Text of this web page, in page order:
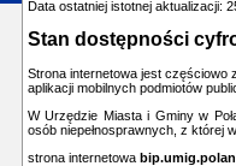
Data ostatniej istotnej aktualizacji:
Stan dostępności
Strona internetowa jest częściowo
aplikacji mobilnych podmiotów
W Urzędzie Miasta i Gminy w
osób niepełnosprawnych, z której
strona internetowa